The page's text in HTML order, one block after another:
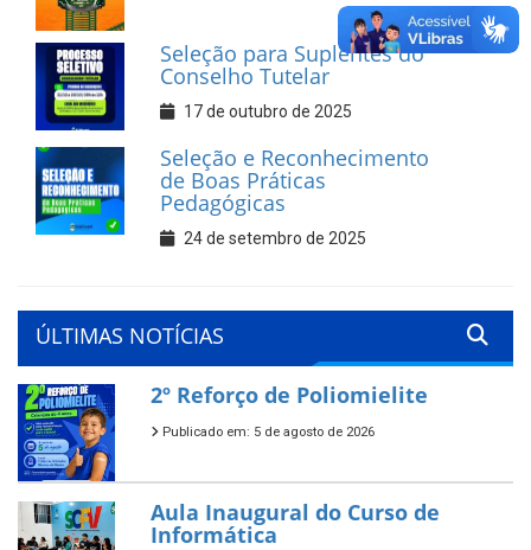
Seleção para Suplentes do
Conselho Tutelar
17 de outubro de 2025
Seleção e Reconhecimento
de Boas Práticas
Pedagógicas
24 de setembro de 2025
ÚLTIMAS NOTÍCIAS
2º Reforço de Poliomielite
Publicado em: 5 de agosto de 2026
Aula Inaugural do Curso de
Informática